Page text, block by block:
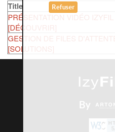
Title
PRÉSENTATION VIDÉO
[DÉCOUVRIR]
GESTION DE FILES
[SOLUTIONS]
By
Refuser